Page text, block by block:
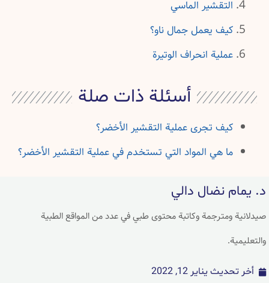
التقشير الماسي
كيف يعمل جمال ناو؟
عملية انحراف الوتيرة
أسئلة ذات صلة
كيف تجرى عملية التقشير الأخضر؟
ما هي المواد التي تستخدم في عملية التقشير الأخضر؟
د. يمام نضال دالي
صيدلانية ومترجمة وكاتبة محتوى طبي في عدد من المواقع الطبية
والتعليمية.
أخر تحديث يناير 12, 2022